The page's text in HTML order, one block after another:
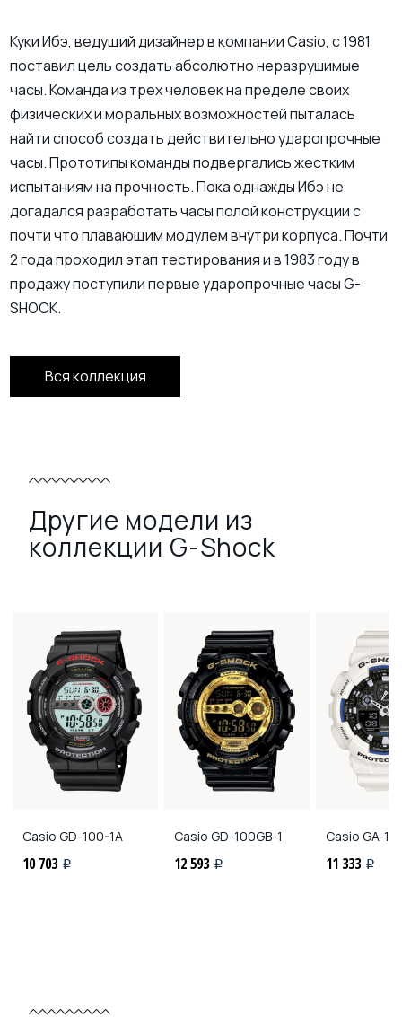
Куки Ибэ, ведущий дизайнер в компании Casio, с 1981
поставил цель создать абсолютно неразрушимые
часы. Команда из трех человек на пределе своих
физических и моральных возможностей пыталась
найти способ создать действительно ударопрочные
часы. Прототипы команды подвергались жестким
испытаниям на прочность. Пока однажды Ибэ не
догадался разработать часы полой конструкции с
почти что плавающим модулем внутри корпуса. Почти
2 года проходил этап тестирования и в 1983 году в
продажу поступили первые ударопрочные часы G-
SHOCK.
Вся коллекция
Другие модели из
коллекции G-Shock
Casio GD-100-1A
10 703 i
Casio GD-100GB-1
12 593 i
Casio GA-
11 333 i